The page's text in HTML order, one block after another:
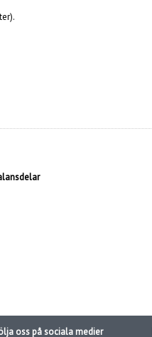
oss på sociala medier